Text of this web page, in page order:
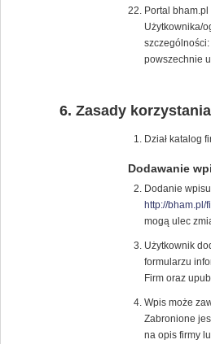
Portal
Użytkownika/
szczególności:
powszechnie
Zasady
Dział katalog
Dodawanie
Dodanie
http://bham.pl/
mogą ulec
Użytkownik
formularzu
Firm oraz
Wpis może
Zabronione
na opis firmy